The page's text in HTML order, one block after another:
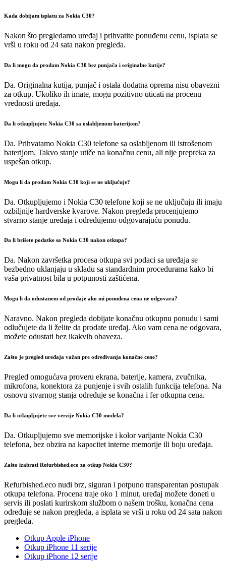
Kada dobijam isplatu za Nokia C30?
Nakon što pregledamo uređaj i prihvatite ponuđenu cenu, isplata se
vrši u roku od 24 sata nakon pregleda.
Da li mogu da prodam Nokia C30 bez punjača i originalne kutije?
Da. Originalna kutija, punjač i ostala dodatna oprema nisu obavezni
za otkup. Ukoliko ih imate, mogu pozitivno uticati na procenu
vrednosti uređaja.
Da li otkupljujete Nokia C30 sa oslabljenom baterijom?
Da. Prihvatamo Nokia C30 telefone sa oslabljenom ili istrošenom
baterijom. Takvo stanje utiče na konačnu cenu, ali nije prepreka za
uspešan otkup.
Mogu li da prodam Nokia C30 koji se ne uključuje?
Da. Otkupljujemo i Nokia C30 telefone koji se ne uključuju ili imaju
ozbiljnije hardverske kvarove. Nakon pregleda procenjujemo
stvarno stanje uređaja i određujemo odgovarajuću ponudu.
Da li brišete podatke sa Nokia C30 nakon otkupa?
Da. Nakon završetka procesa otkupa svi podaci sa uređaja se
bezbedno uklanjaju u skladu sa standardnim procedurama kako bi
vaša privatnost bila u potpunosti zaštićena.
Mogu li da odustanem od prodaje ako mi ponuđena cena ne odgovara?
Naravno. Nakon pregleda dobijate konačnu otkupnu ponudu i sami
odlučujete da li želite da prodate uređaj. Ako vam cena ne odgovara,
možete odustati bez ikakvih obaveza.
Zašto je pregled uređaja važan pre određivanja konačne cene?
Pregled omogućava proveru ekrana, baterije, kamera, zvučnika,
mikrofona, konektora za punjenje i svih ostalih funkcija telefona. Na
osnovu stvarnog stanja određuje se konačna i fer otkupna cena.
Da li otkupljujete sve verzije Nokia C30 modela?
Da. Otkupljujemo sve memorijske i kolor varijante Nokia C30
telefona, bez obzira na kapacitet interne memorije ili boju uređaja.
Zašto izabrati Refurbished.eco za otkup Nokia C30?
Refurbished.eco nudi brz, siguran i potpuno transparentan postupak
otkupa telefona. Procena traje oko 1 minut, uređaj možete doneti u
servis ili poslati kurirskom službom o našem trošku, konačna cena
određuje se nakon pregleda, a isplata se vrši u roku od 24 sata nakon
pregleda.
Otkup Apple iPhone
Otkup iPhone 11 serije
Otkup iPhone 12 serije